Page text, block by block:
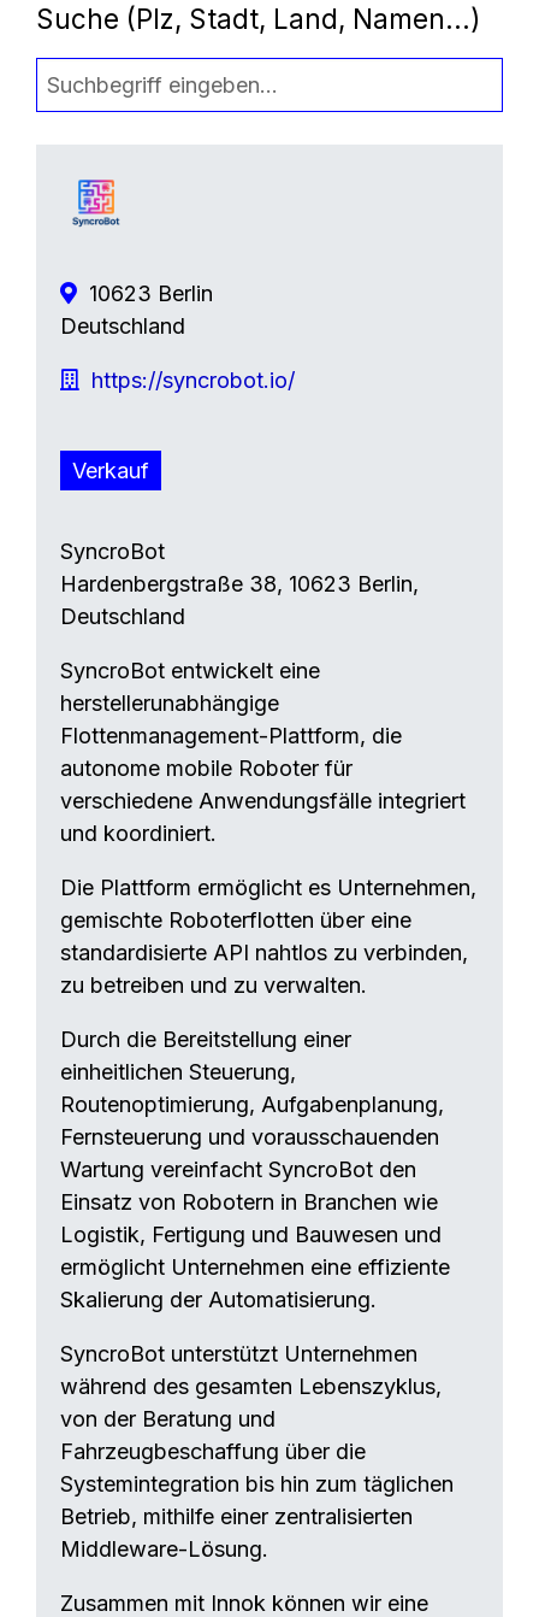
Suche (Plz, Stadt, Land, Namen...)
10623 Berlin
Deutschland
https://syncrobot.io/
Verkauf
SyncroBot
Hardenbergstraße 38, 10623 Berlin,
Deutschland
SyncroBot entwickelt eine
herstellerunabhängige
Flottenmanagement-Plattform, die
autonome mobile Roboter für
verschiedene Anwendungsfälle integriert
und koordiniert.
Die Plattform ermöglicht es Unternehmen,
gemischte Roboterflotten über eine
standardisierte API nahtlos zu verbinden,
zu betreiben und zu verwalten.
Durch die Bereitstellung einer
einheitlichen Steuerung,
Routenoptimierung, Aufgabenplanung,
Fernsteuerung und vorausschauenden
Wartung vereinfacht SyncroBot den
Einsatz von Robotern in Branchen wie
Logistik, Fertigung und Bauwesen und
ermöglicht Unternehmen eine effiziente
Skalierung der Automatisierung.
SyncroBot unterstützt Unternehmen
während des gesamten Lebenszyklus,
von der Beratung und
Fahrzeugbeschaffung über die
Systemintegration bis hin zum täglichen
Betrieb, mithilfe einer zentralisierten
Middleware-Lösung.
Zusammen mit Innok können wir eine